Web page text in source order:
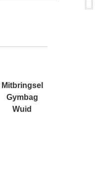
Mitbringsel
Gymbag
Wuid